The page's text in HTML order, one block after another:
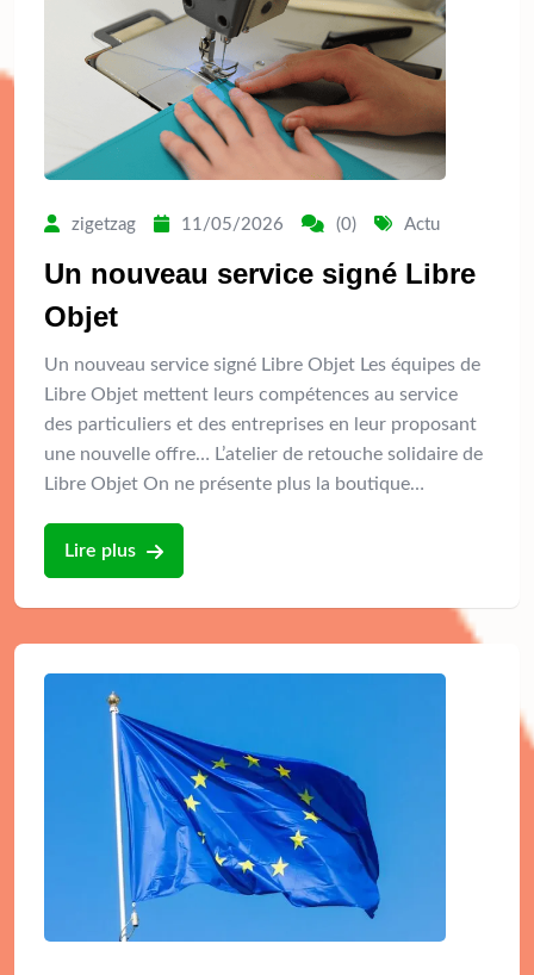
zigetzag 11/05/2026 (0) Actu
Un nouveau service signé Libre
Objet
Un nouveau service signé Libre Objet Les équipes de
Libre Objet mettent leurs compétences au service
des particuliers et des entreprises en leur proposant
une nouvelle offre… L’atelier de retouche solidaire de
Libre Objet On ne présente plus la boutique…
Lire plus